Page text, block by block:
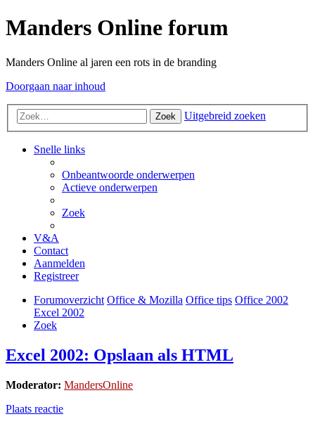
Manders Online forum
Manders Online al jaren een rots in de branding
Doorgaan naar inhoud
Zoek Uitgebreid zoeken
Snelle links
Onbeantwoorde onderwerpen
Actieve onderwerpen
Zoek
V&A
Contact
Aanmelden
Registreer
Forumoverzicht Office & Mozilla Office tips Office 2002
Excel 2002
Zoek
Excel 2002: Opslaan als HTML
Moderator: MandersOnline
Plaats reactie